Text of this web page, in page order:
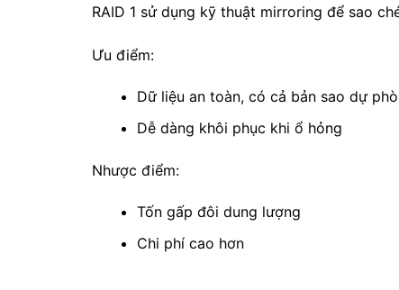
RAID 1 sử dụng kỹ thuật mirroring để sao
Ưu điểm:
Dữ liệu an toàn, có cả bản sao dự
Dễ dàng khôi phục khi ổ hỏng
Nhược điểm:
Tốn gấp đôi dung lượng
Chi phí cao hơn